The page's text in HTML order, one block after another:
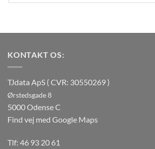
KONTAKT OS:
TJdata ApS ( CVR: 30550269 )
Ørstedsgade 8
5000 Odense C
Find vej med Google Maps
Tlf: 46 93 20 61